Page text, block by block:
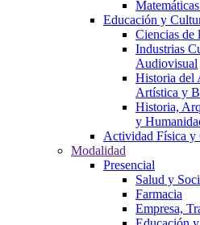
Educación y
Ciencias de
Industrias
Audiovisual
Historia del
Artística y
Historia,
y
Actividad Física y
Modalidad
Presencial
Salud y
Farmacia
Empresa,